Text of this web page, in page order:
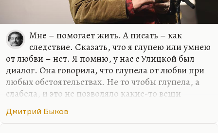
Мне – помогает жить. А писать – как
следствие. Сказать, что я глупею или умнею
от любви – нет. Я помню, у нас с Улицкой был
диалог. Она говорила, что глупела от любви при
любых обстоятельствах. Не то чтобы глупела, а
слабела, и это не позволяло какие-то вещи
все-таки этого нет, для меня любовь – это формат
Дмитрий Быков